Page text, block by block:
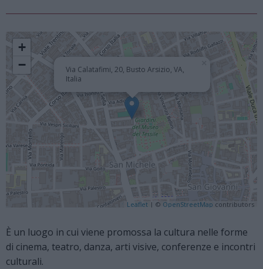
Via Calatafimi, 20, Busto Arsizio, VA,
Italia
+
−
Leaflet | © OpenStreetMap contributors
È un luogo in cui viene promossa la cultura nelle forme
di cinema, teatro, danza, arti visive, conferenze e incontri
culturali.